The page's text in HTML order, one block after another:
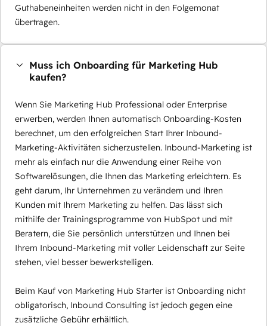
Guthabeneinheiten werden nicht in den Folgemonat
übertragen.
Muss ich Onboarding für Marketing Hub
kaufen?
Wenn Sie Marketing Hub Professional oder Enterprise
erwerben, werden Ihnen automatisch Onboarding-Kosten
berechnet, um den erfolgreichen Start Ihrer Inbound-
Marketing-Aktivitäten sicherzustellen. Inbound-Marketing ist
mehr als einfach nur die Anwendung einer Reihe von
Softwarelösungen, die Ihnen das Marketing erleichtern. Es
geht darum, Ihr Unternehmen zu verändern und Ihren
Kunden mit Ihrem Marketing zu helfen. Das lässt sich
mithilfe der Trainingsprogramme von HubSpot und mit
Beratern, die Sie persönlich unterstützen und Ihnen bei
Ihrem Inbound-Marketing mit voller Leidenschaft zur Seite
stehen, viel besser bewerkstelligen.
Beim Kauf von Marketing Hub Starter ist Onboarding nicht
obligatorisch, Inbound Consulting ist jedoch gegen eine
zusätzliche Gebühr erhältlich.